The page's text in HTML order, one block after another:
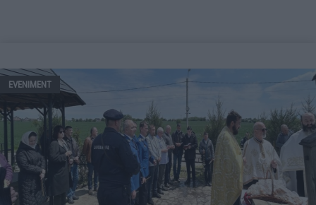
EVENIMENT